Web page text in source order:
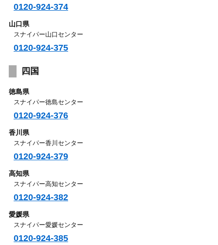
0120-924-374
山口県
スナイパー山口センター
0120-924-375
四国
徳島県
スナイパー徳島センター
0120-924-376
香川県
スナイパー香川センター
0120-924-379
高知県
スナイパー高知センター
0120-924-382
愛媛県
スナイパー愛媛センター
0120-924-385